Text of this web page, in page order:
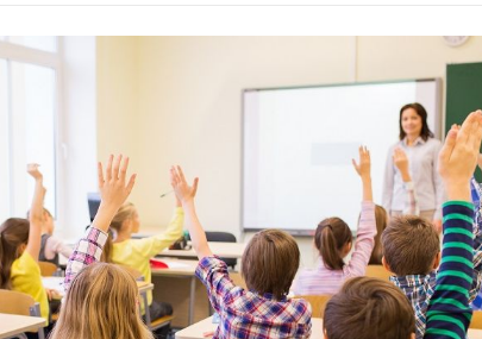
Sandu explică actuala criză
și face apel la reducerea
în orele de vârf: „Doar
putem menține prețurile la
nivel mai mic”